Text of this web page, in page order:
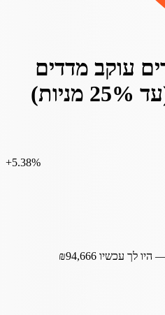
עוקב מדדים
‎+5.38%
היו לך עכשיו ₪94,666